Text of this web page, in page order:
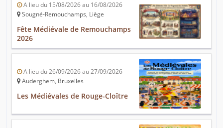
A lieu du 15/08/2026 au 16/08/2026
Sougné-Remouchamps, Liège
Fête Médiévale de Remouchamps
2026
A lieu du 26/09/2026 au 27/09/2026
Auderghem, Bruxelles
Les Médiévales de Rouge-Cloître